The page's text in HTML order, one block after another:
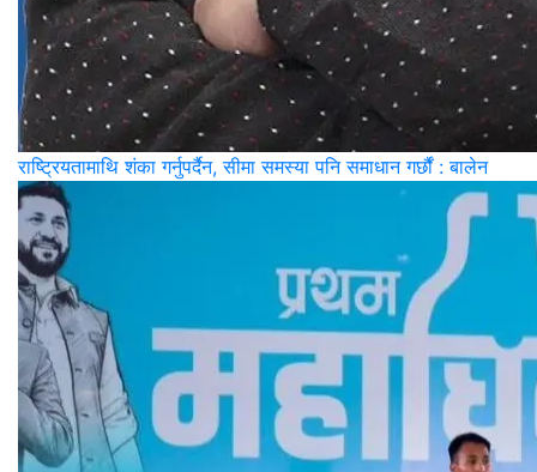
राष्ट्रियतामाथि शंका गर्नुपर्दैन, सीमा समस्या पनि समाधान गर्छौं : बालेन